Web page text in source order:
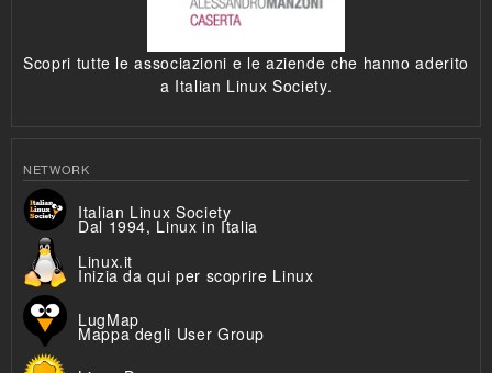
Scopri tutte le associazioni e le aziende che hanno aderito
a Italian Linux Society.
NETWORK
Italian Linux Society
Dal 1994, Linux in Italia
Linux.it
Inizia da qui per scoprire Linux
LugMap
Mappa degli User Group